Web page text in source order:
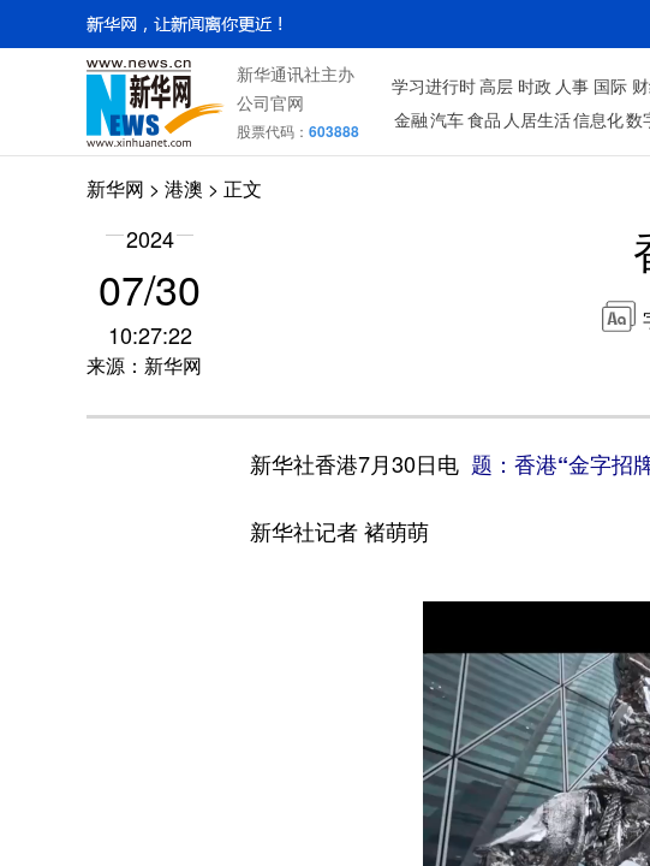
新华通讯社主办
公司官网
股票代码： 603888
学习进行时 高层 时政 人事 国际
金融 汽车 食品 人居生活信息化数
新华网 > 港澳 > 正文
2024
07/30
10:27:22
来源：新华网
新华社香港7月30日电 题：香港“金字招
新华社记者 褚萌萌